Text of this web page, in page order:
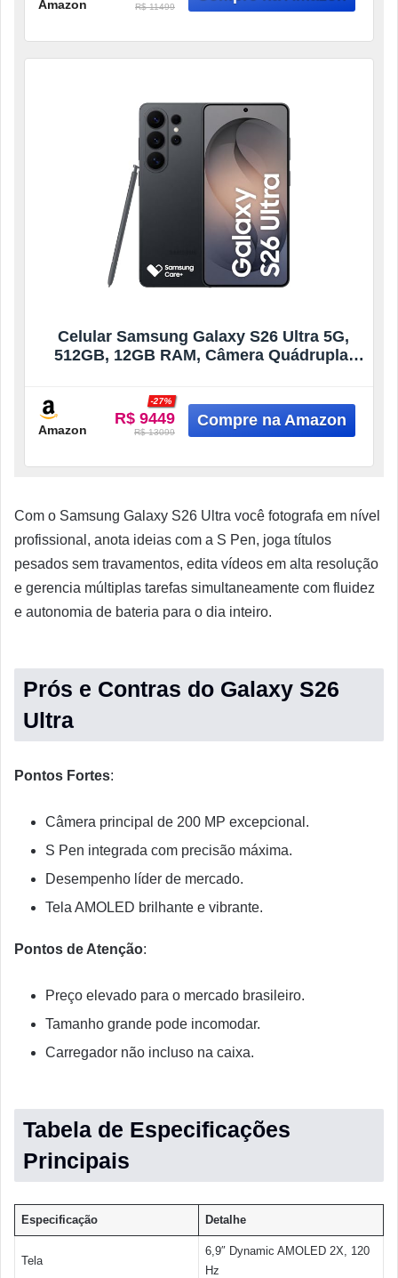
Amazon R$ 11499
Celular Samsung Galaxy S26 Ultra 5G,
512GB, 12GB RAM, Câmera Quádrupla,
Amazon
R$ 9449
-27%
R$ 13099
Com o Samsung Galaxy S26 Ultra você fotografa em nível
profissional, anota ideias com a S Pen, joga títulos
pesados sem travamentos, edita vídeos em alta resolução
e gerencia múltiplas tarefas simultaneamente com fluidez
e autonomia de bateria para o dia inteiro.
Prós e Contras do Galaxy S26
Ultra
Pontos Fortes:
Câmera principal de 200 MP excepcional.
S Pen integrada com precisão máxima.
Desempenho líder de mercado.
Tela AMOLED brilhante e vibrante.
Pontos de Atenção:
Preço elevado para o mercado brasileiro.
Tamanho grande pode incomodar.
Carregador não incluso na caixa.
Tabela de Especificações
Principais
Especificação Detalhe
Tela
6,9″ Dynamic AMOLED 2X, 120
Hz